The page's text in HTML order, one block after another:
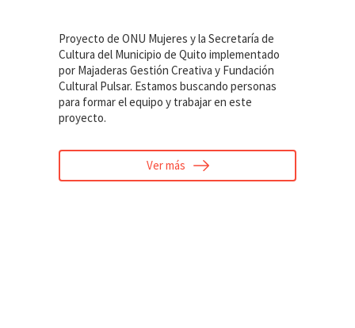
Proyecto de ONU Mujeres y la Secretaría de
Cultura del Municipio de Quito implementado
por Majaderas Gestión Creativa y Fundación
Cultural Pulsar. Estamos buscando personas
para formar el equipo y trabajar en este
proyecto.
Ver más